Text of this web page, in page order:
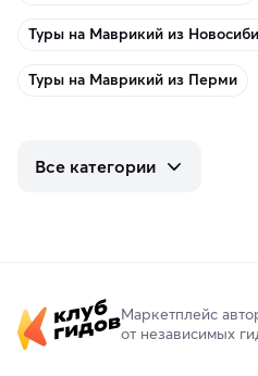
Туры на Маврикий из
Туры на Маврикий из Перми
Все категории
Маркетплейс
от независимых